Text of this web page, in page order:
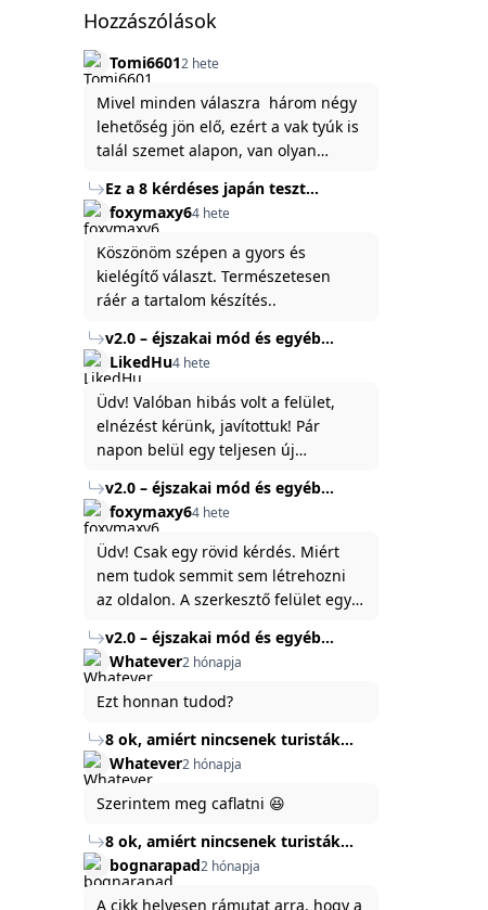
Hozzászólások
Tomi66012 hete
Mivel minden válaszra három négy
lehetőség jön elő, ezért a vak tyúk is
talál szemet alapon, van olyan
Ez a 8 kérdéses japán teszt
hibátlanul feltárja az igazságot
rólad
foxymaxy64 hete
Köszönöm szépen a gyors és
kielégítő választ. Természetesen
ráér a tartalom készítés..
v2.0 – éjszakai mód és egyéb
fejlesztések
LikedHu4 hete
Üdv! Valóban hibás volt a felület,
elnézést kérünk, javítottuk! Pár
napon belül egy teljesen új
weboldal legújabb, 3.0-ás verzióját,
és vélhetően ez zavart be kicsit.Egy
baráti megjegyzés: ha nem fontos
és tud várni néhány napot a
tartalom, amit készíteni
szeretnél, inkább várj néhány napot,
mert ég és föld lesz a különbség a
jelenlegi rendszer és az új között -
legfőképpen egyébként épp
tartalomkészítési szempontból! :)
v2.0 – éjszakai mód és egyéb
fejlesztések
foxymaxy64 hete
Üdv! Csak egy rövid kérdés. Miért
nem tudok semmit sem létrehozni
az oldalon. A szerkesztő felület egy
Köszönöm ha válaszoltok.
v2.0 – éjszakai mód és egyéb
fejlesztések
Whatever2 hónapja
Ezt honnan tudod?
8 ok, amiért nincsenek turisták
Törökország Fekete-tenger felőli
partján
Whatever2 hónapja
Szerintem meg caflatni 😆
8 ok, amiért nincsenek turisták
Törökország Fekete-tenger felőli
partján
bognarapad2 hónapja
A cikk helyesen rámutat arra, hogy a